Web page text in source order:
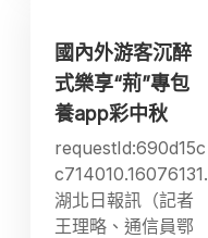
國內外游客沉醉
式樂享“荊”專包
養app彩中秋
requestId:690d15c
c714010.16076131.
湖北日報訊（記者
王理略、通信員鄂